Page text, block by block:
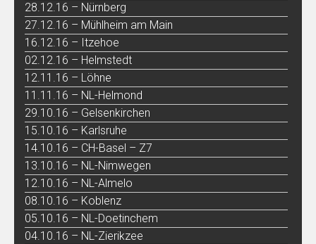
28.12.16 – Nürnberg
27.12.16 – Mühlheim am Main
16.12.16 – Itzehoe
02.12.16 – Helmstedt
12.11.16 – Löhne
11.11.16 – NL-Helmond
29.10.16 – Gelsenkirchen
15.10.16 – Karlsruhe
14.10.16 – CH-Basel – Z7
13.10.16 – NL-Nimwegen
12.10.16 – NL-Almelo
08.10.16 – Koblenz
05.10.16 – NL-Doetinchem
04.10.16 – NL-Zierikzee